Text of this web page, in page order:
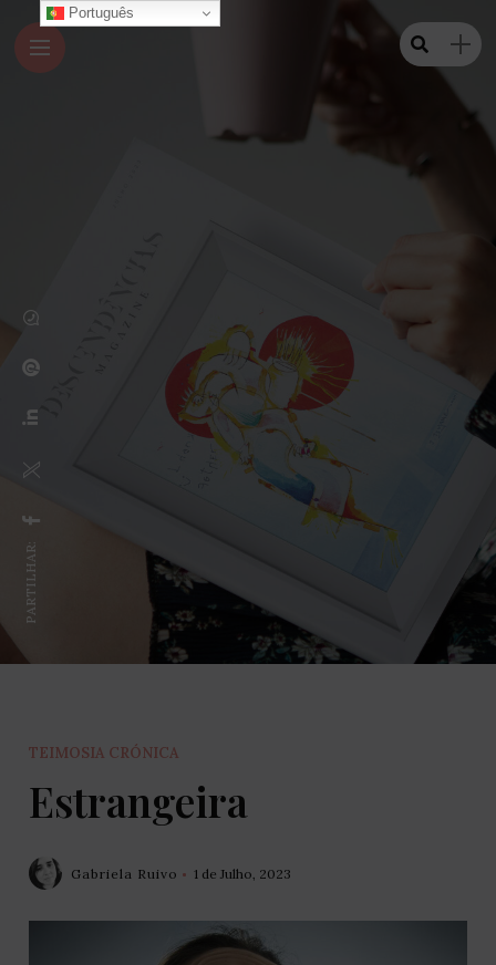
PARTILHAR:
TEIMOSIA CRÓNICA
Estrangeira
Gabriela Ruivo 1 de Julho, 2023
Português